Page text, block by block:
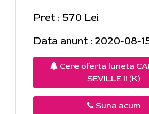
Pret : 570 Lei
Data anunt : 2020-08-
Cere oferta luneta
SEVILLE II (K)
Suna acum